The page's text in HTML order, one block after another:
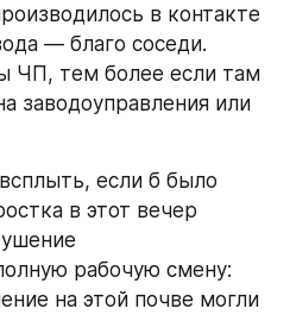
в контакте
— благо соседи.
ЧП, тем более если там
заводоуправления или
если б было
в этот вечер
рабочую смену:
на этой почве могли